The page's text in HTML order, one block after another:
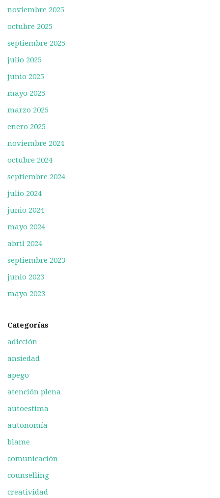
noviembre 2025
octubre 2025
septiembre 2025
julio 2025
junio 2025
mayo 2025
marzo 2025
enero 2025
noviembre 2024
octubre 2024
septiembre 2024
julio 2024
junio 2024
mayo 2024
abril 2024
septiembre 2023
junio 2023
mayo 2023
Categorías
adicción
ansiedad
apego
atención plena
autoestima
autonomía
blame
comunicación
counselling
creatividad